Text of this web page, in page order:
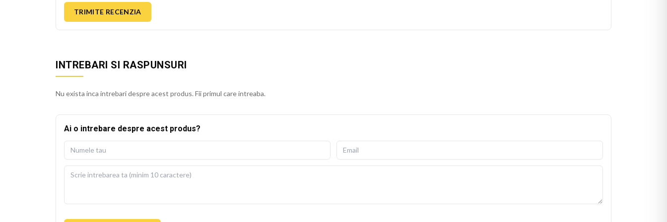
TRIMITE RECENZIA
INTREBARI SI RASPUNSURI
Nu exista inca intrebari despre acest produs. Fii primul care intreaba.
Ai o intrebare despre acest produs?